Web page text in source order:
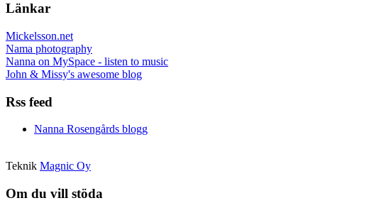
Länkar
Mickelsson.net
Nama photography
Nanna on MySpace - listen to music
John & Missy's awesome blog
Rss feed
Nanna Rosengårds blogg
Teknik Magnic Oy
Om du vill stöda